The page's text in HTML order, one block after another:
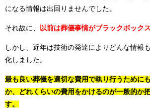
になる情報は出回りませんでした。
それ故に、 以前は葬儀事情がブラックボック
しかし、近年は技術の発達によりどんな情報
化しました。
最も良い葬儀を適切な費用で執り行うために
か、どれくらいの費用をかけるのが一般的か
す。